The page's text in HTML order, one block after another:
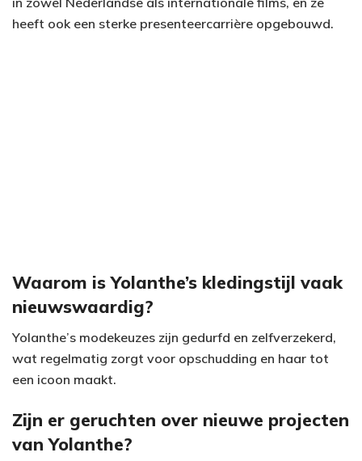
heeft ook een sterke presenteercarrière opgebouwd.
Waarom is Yolanthe’s kledingstijl vaak
nieuwswaardig?
Yolanthe’s modekeuzes zijn gedurfd en zelfverzekerd,
wat regelmatig zorgt voor opschudding en haar tot
een icoon maakt.
Zijn er geruchten over nieuwe projecten
van Yolanthe?